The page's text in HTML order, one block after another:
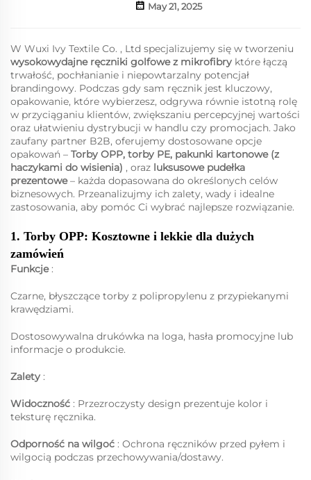
May 21, 2025
W Wuxi Ivy Textile Co. , Ltd specjalizujemy się w tworzeniu
wysokowydajne ręczniki golfowe z mikrofibry które łączą
trwałość, pochłanianie i niepowtarzalny potencjał
brandingowy. Podczas gdy sam ręcznik jest kluczowy,
opakowanie, które wybierzesz, odgrywa równie istotną rolę
w przyciąganiu klientów, zwiększaniu percepcyjnej wartości
oraz ułatwieniu dystrybucji w handlu czy promocjach. Jako
zaufany partner B2B, oferujemy dostosowane opcje
opakowań – Torby OPP, torby PE, pakunki kartonowe (z
haczykami do wisienia) , oraz luksusowe pudełka
prezentowe– każda dopasowana do określonych celów
biznesowych. Przeanalizujmy ich zalety, wady i idealne
zastosowania, aby pomóc Ci wybrać najlepsze rozwiązanie.
1. Torby OPP: Kosztowne i lekkie dla dużych
zamówień
Funkcje :
Czarne, błyszczące torby z polipropylenu z przypiekanymi
krawędziami.
Dostosowywalna drukówka na loga, hasła promocyjne lub
informacje o produkcie.
Zalety :
Widoczność : Przezroczysty design prezentuje kolor i
teksturę ręcznika.
Odporność na wilgoć : Ochrona ręczników przed pyłem i
wilgocią podczas przechowywania/dostawy.